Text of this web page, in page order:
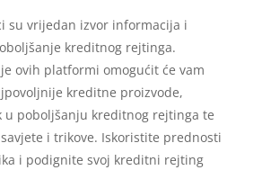
su vrijedan izvor informacija i
kreditnog rejtinga.
ovih platformi omogućit će vam
kreditne proizvode,
u poboljšanju kreditnog rejtinga te
i trikove. Iskoristite prednosti
i podignite svoj kreditni rejting